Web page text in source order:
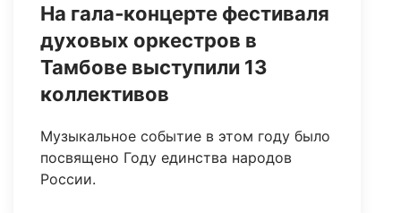
На гала‑концерте фестиваля
духовых оркестров в
Тамбове выступили 13
коллективов
Музыкальное событие в этом году было
посвящено Году единства народов
России.